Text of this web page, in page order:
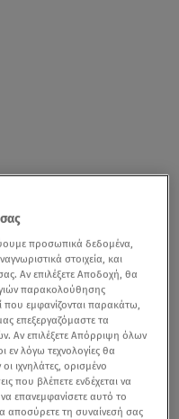
προσωπικά δεδομένα,
στοιχεία, και
Αν επιλέξετε Αποδοχή, θα
παρακολούθησης
εμφανίζονται παρακάτω,
επεξεργαζόμαστε τα
Αν επιλέξετε Απόρριψη όλων
λόγω τεχνολογίες θα
ιχνηλάτες, ορισμένο
που βλέπετε ενδέχεται να
επανεμφανίσετε αυτό το
αποσύρετε τη συναίνεσή σας